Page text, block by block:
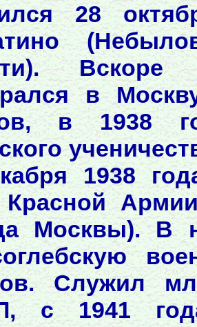
28
в
в 1938
1938
Москвы). В
Служил
с 1941